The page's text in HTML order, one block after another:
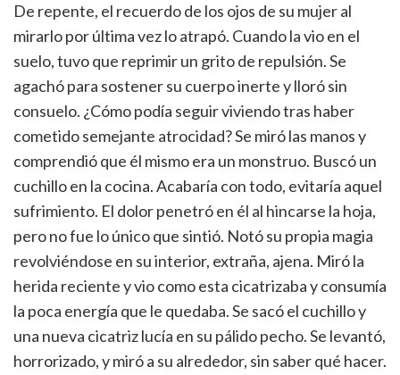
De repente, el recuerdo de los ojos de su mujer al
mirarlo por última vez lo atrapó. Cuando la vio en el
suelo, tuvo que reprimir un grito de repulsión. Se
agachó para sostener su cuerpo inerte y lloró sin
consuelo. ¿Cómo podía seguir viviendo tras haber
cometido semejante atrocidad? Se miró las manos y
comprendió que él mismo era un monstruo. Buscó un
cuchillo en la cocina. Acabaría con todo, evitaría aquel
sufrimiento. El dolor penetró en él al hincarse la hoja,
pero no fue lo único que sintió. Notó su propia magia
revolviéndose en su interior, extraña, ajena. Miró la
herida reciente y vio como esta cicatrizaba y consumía
la poca energía que le quedaba. Se sacó el cuchillo y
una nueva cicatriz lucía en su pálido pecho. Se levantó,
horrorizado, y miró a su alrededor, sin saber qué hacer.